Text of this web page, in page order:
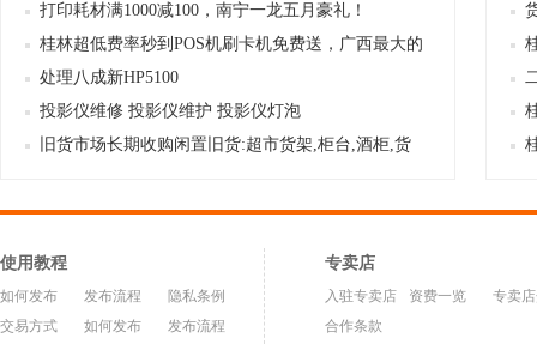
打印耗材满1000减100，南宁一龙五月豪礼！
桂林超低费率秒到POS机刷卡机免费送，广西最大的
支付金融服务商，你想要的都有
处理八成新HP5100
投影仪维修 投影仪维护 投影仪灯泡
旧货市场长期收购闲置旧货:超市货架,柜台,酒柜,货
使用教程
如何发布 发布流程
隐私条例
交易方式
如何发布 发布流程
专卖店
入驻专卖店 资费一览
专卖
合作条款